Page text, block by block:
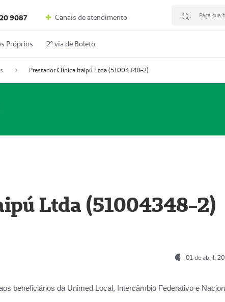
9087 Canais de atendimento Faça sua
Próprios 2º via de Boleto
Prestador Clínica Itaipú Ltda (51004348-2)
Ltda (51004348-2)
01 de abril,
beneficiários da Unimed Local, Intercâmbio Federativo e